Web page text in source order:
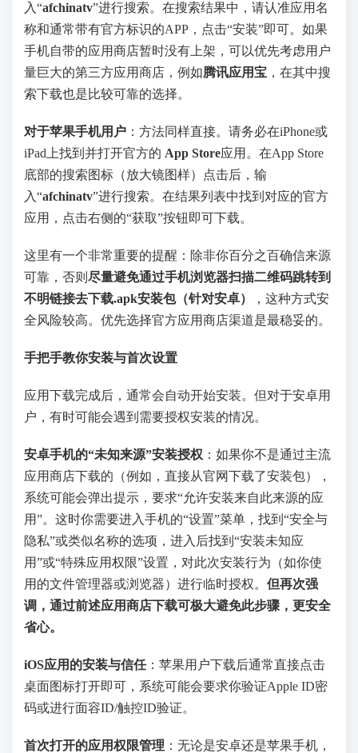
入“afchinatv”进行搜索。在搜索结果中，请认准应用名
称和通常带有官方标识的APP，点击“安装”即可。如果
手机自带的应用商店暂时没有上架，可以优先考虑用户
量巨大的第三方应用商店，例如腾讯应用宝 ，在其中搜
索下载也是比较可靠的选择。
对于苹果手机用户 ：方法同样直接。请务必在iPhone或
iPad上找到并打开官方的 App Store应用。在App Store
底部的搜索图标（放大镜图样）点击后，输
入“afchinatv”进行搜索。在结果列表中找到对应的官方
应用，点击右侧的“获取”按钮即可下载。
这里有一个非常重要的提醒：除非你百分之百确信来源
可靠，否则 尽量避免通过手机浏览器扫描二维码跳转到
不明链接去下载.apk安装包（针对安卓）
，这种方式安
全风险较高。优先选择官方应用商店渠道是最稳妥的。
手把手教你安装与首次设置
应用下载完成后，通常会自动开始安装。但对于安卓用
户，有时可能会遇到需要授权安装的情况。
安卓手机的“未知来源”安装授权 ：如果你不是通过主流
应用商店下载的（例如，直接从官网下载了安装包），
系统可能会弹出提示，要求“允许安装来自此来源的应
用”。这时你需要进入手机的“设置”菜单，找到“安全与
隐私”或类似名称的选项，进入后找到“安装未知应
用”或“特殊应用权限”设置，对此次安装行为（如你使
用的文件管理器或浏览器）进行临时授权。 但再次强
调，通过前述应用商店下载可极大避免此步骤，更安全
省心。
iOS应用的安装与信任：苹果用户下载后通常直接点击
桌面图标打开即可，系统可能会要求你验证Apple ID密
码或进行面容ID/触控ID验证。
首次打开的应用权限管理 ：无论是安卓还是苹果手机，